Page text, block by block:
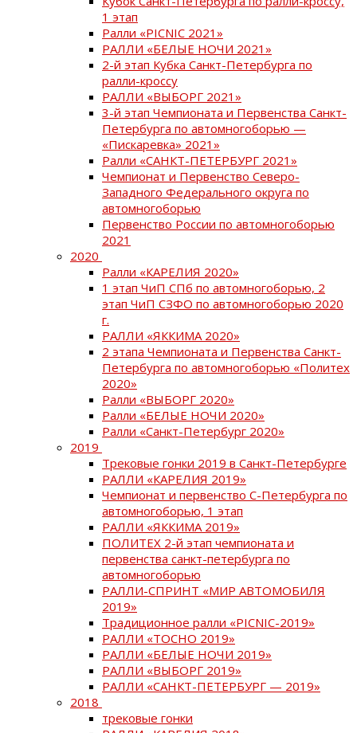
1 этап
Ралли «PICNIC 2021»
РАЛЛИ «БЕЛЫЕ НОЧИ 2021»
2-й этап Кубка Санкт-Петербурга по
ралли-кроссу
РАЛЛИ «ВЫБОРГ 2021»
3-й этап Чемпионата и Первенства Санкт-
Петербурга по автомногоборью —
«Пискаревка» 2021»
Ралли «САНКТ-ПЕТЕРБУРГ 2021»
Чемпионат и Первенство Северо-
Западного Федерального округа по
автомногоборью
Первенство России по автомногоборью
2021
2020
Ралли «КАРЕЛИЯ 2020»
1 этап ЧиП СПб по автомногоборью, 2
этап ЧиП СЗФО по автомногоборью 2020
г.
РАЛЛИ «ЯККИМА 2020»
2 этапа Чемпионата и Первенства Санкт-
Петербурга по автомногоборью «Политех
2020»
Ралли «ВЫБОРГ 2020»
Ралли «БЕЛЫЕ НОЧИ 2020»
Ралли «Санкт-Петербург 2020»
2019
Трековые гонки 2019 в Санкт-Петербурге
РАЛЛИ «КАРЕЛИЯ 2019»
Чемпионат и первенство С-Петербурга по
автомногоборью, 1 этап
РАЛЛИ «ЯККИМА 2019»
ПОЛИТЕХ 2-й этап чемпионата и
первенства санкт-петербурга по
автомногоборью
РАЛЛИ-СПРИНТ «МИР АВТОМОБИЛЯ
2019»
Традиционное ралли «PICNIC-2019»
РАЛЛИ «ТОСНО 2019»
РАЛЛИ «БЕЛЫЕ НОЧИ 2019»
РАЛЛИ «ВЫБОРГ 2019»
РАЛЛИ «САНКТ-ПЕТЕРБУРГ — 2019»
2018
трековые гонки